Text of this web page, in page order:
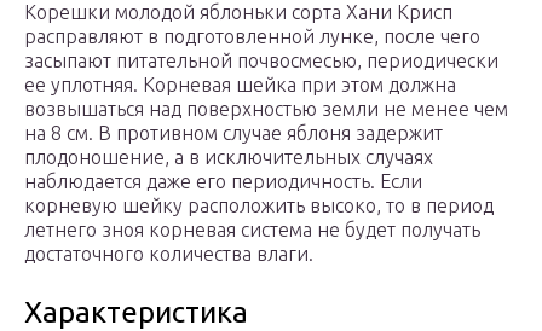
Корешки молодой яблоньки сорта Хани Крисп
расправляют в подготовленной лунке, после чего
засыпают питательной почвосмесью, периодически
ее уплотняя. Корневая шейка при этом должна
возвышаться над поверхностью земли не менее чем
на 8 см. В противном случае яблоня задержит
плодоношение, а в исключительных случаях
наблюдается даже его периодичность. Если
корневую шейку расположить высоко, то в период
летнего зноя корневая система не будет получать
достаточного количества влаги.
Характеристика